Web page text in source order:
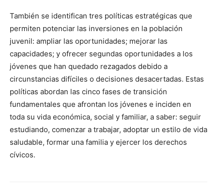
También se identifican tres políticas estratégicas que
permiten potenciar las inversiones en la población
juvenil: ampliar las oportunidades; mejorar las
capacidades; y ofrecer segundas oportunidades a los
jóvenes que han quedado rezagados debido a
circunstancias difíciles o decisiones desacertadas. Estas
políticas abordan las cinco fases de transición
fundamentales que afrontan los jóvenes e inciden en
toda su vida económica, social y familiar, a saber: seguir
estudiando, comenzar a trabajar, adoptar un estilo de vida
saludable, formar una familia y ejercer los derechos
cívicos.